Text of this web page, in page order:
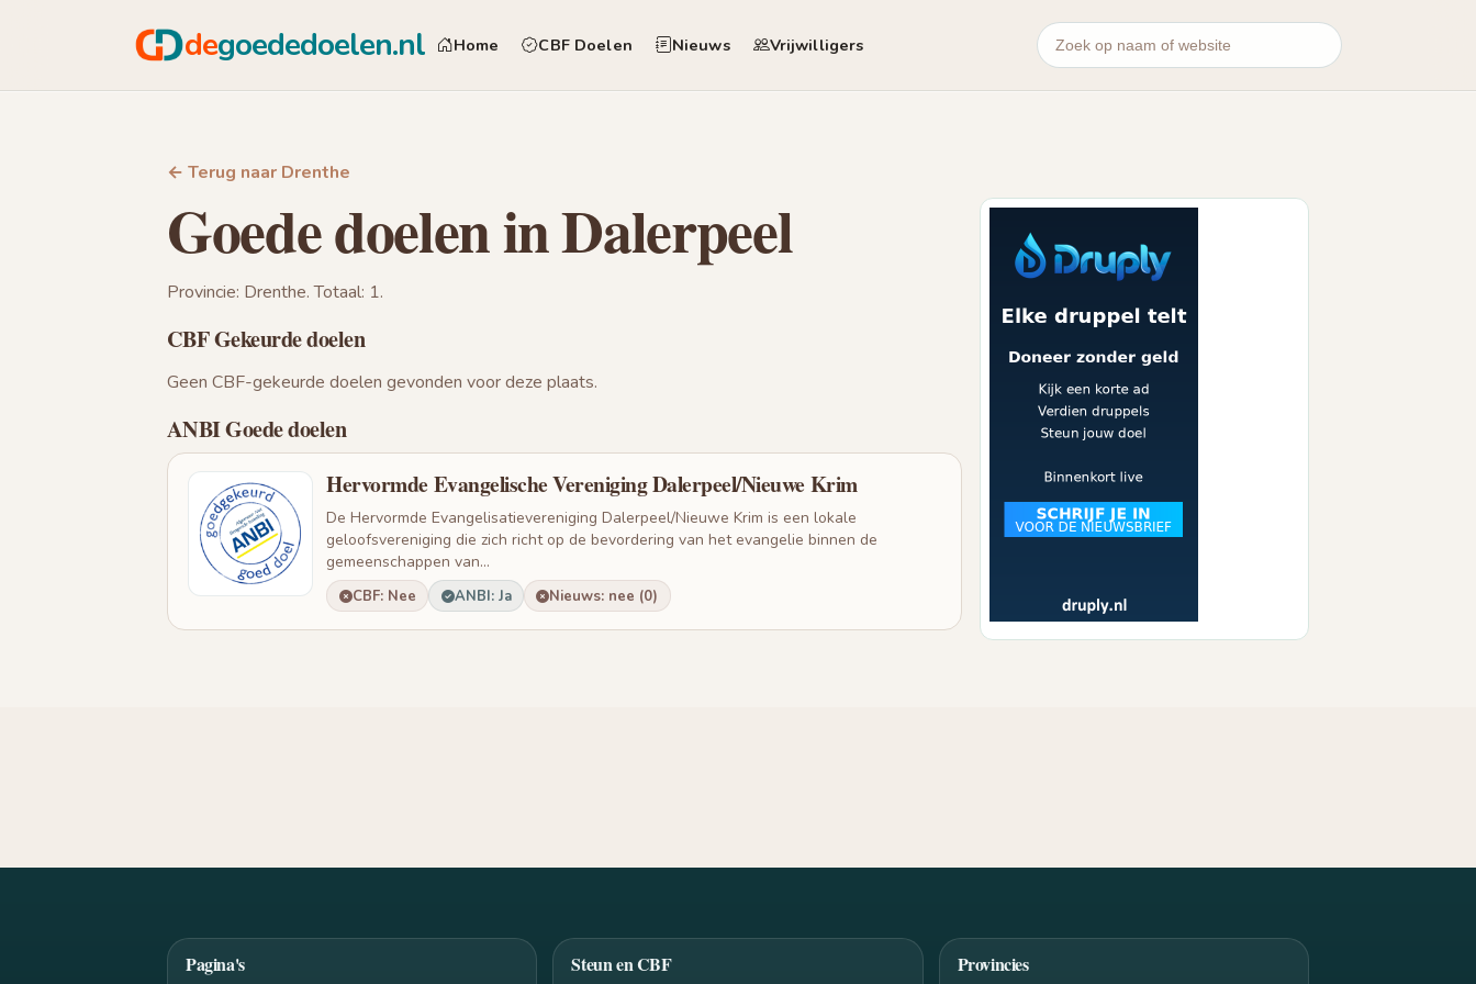
degoededoelen.nl Home CBF Doelen Nieuws Vrijwilligers
← Terug naar Drenthe
Goede doelen in Dalerpeel
Provincie: Drenthe. Totaal: 1.
CBF Gekeurde doelen
Geen CBF-gekeurde doelen gevonden voor deze plaats.
ANBI Goede doelen
Hervormde Evangelische Vereniging Dalerpeel/Nieuwe Krim
De Hervormde Evangelisatievereniging Dalerpeel/Nieuwe Krim is een lokale
geloofsvereniging die zich richt op de bevordering van het evangelie binnen de
gemeenschappen van...
CBF: Nee ANBI: Ja Nieuws: nee (0)
Pagina's Steun en CBF Provincies